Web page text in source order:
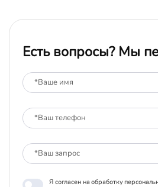
Есть вопросы? Мы
Я согласен на обработку